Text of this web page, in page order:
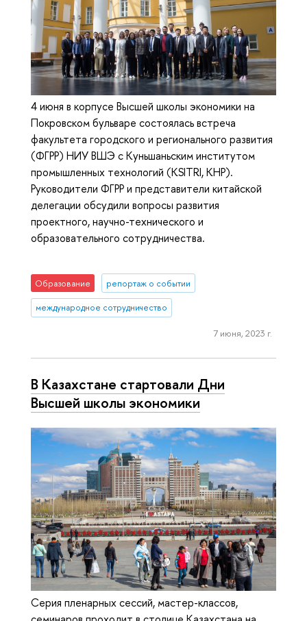
4 июня в корпусе Высшей школы экономики на
Покровском бульваре состоялась встреча
факультета городского и регионального развития
(ФГРР) НИУ ВШЭ с Куньшаньским институтом
промышленных технологий (KSITRI, КНР).
Руководители ФГРР и представители китайской
делегации обсудили вопросы развития
проектного, научно-технического и
образовательного сотрудничества.
Образование репортаж о событии
международное сотрудничество
7 июня, 2023 г.
В Казахстане стартовали Дни
Высшей школы экономики
Серия пленарных сессий, мастер-классов,